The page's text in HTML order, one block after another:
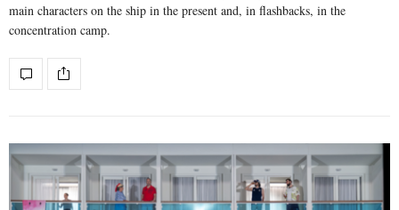
main characters on the ship in the present and, in flashbacks, in the
concentration camp.